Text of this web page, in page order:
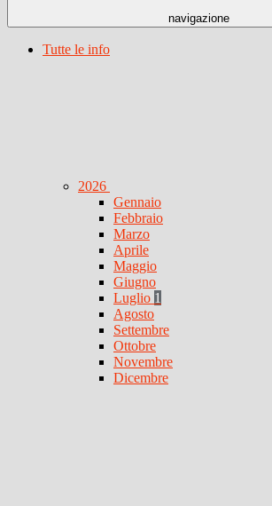
navigazione
Tutte le info
2026
Gennaio
Febbraio
Marzo
Aprile
Maggio
Giugno
Luglio 1
Agosto
Settembre
Ottobre
Novembre
Dicembre